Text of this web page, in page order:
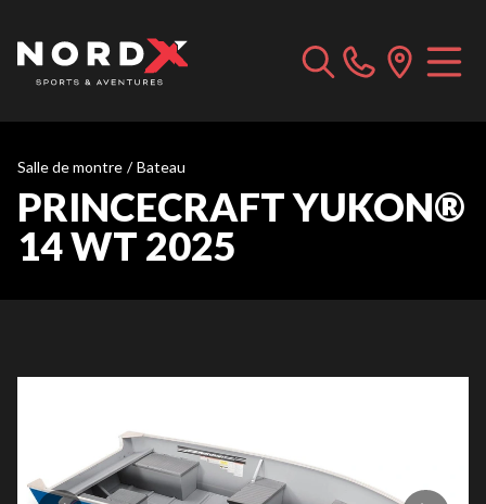
Salle de montre / Bateau
PRINCECRAFT YUKON®
14 WT 2025